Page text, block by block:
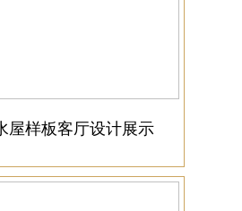
屋样板客厅设计展示